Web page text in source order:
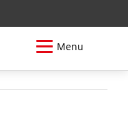
Menu